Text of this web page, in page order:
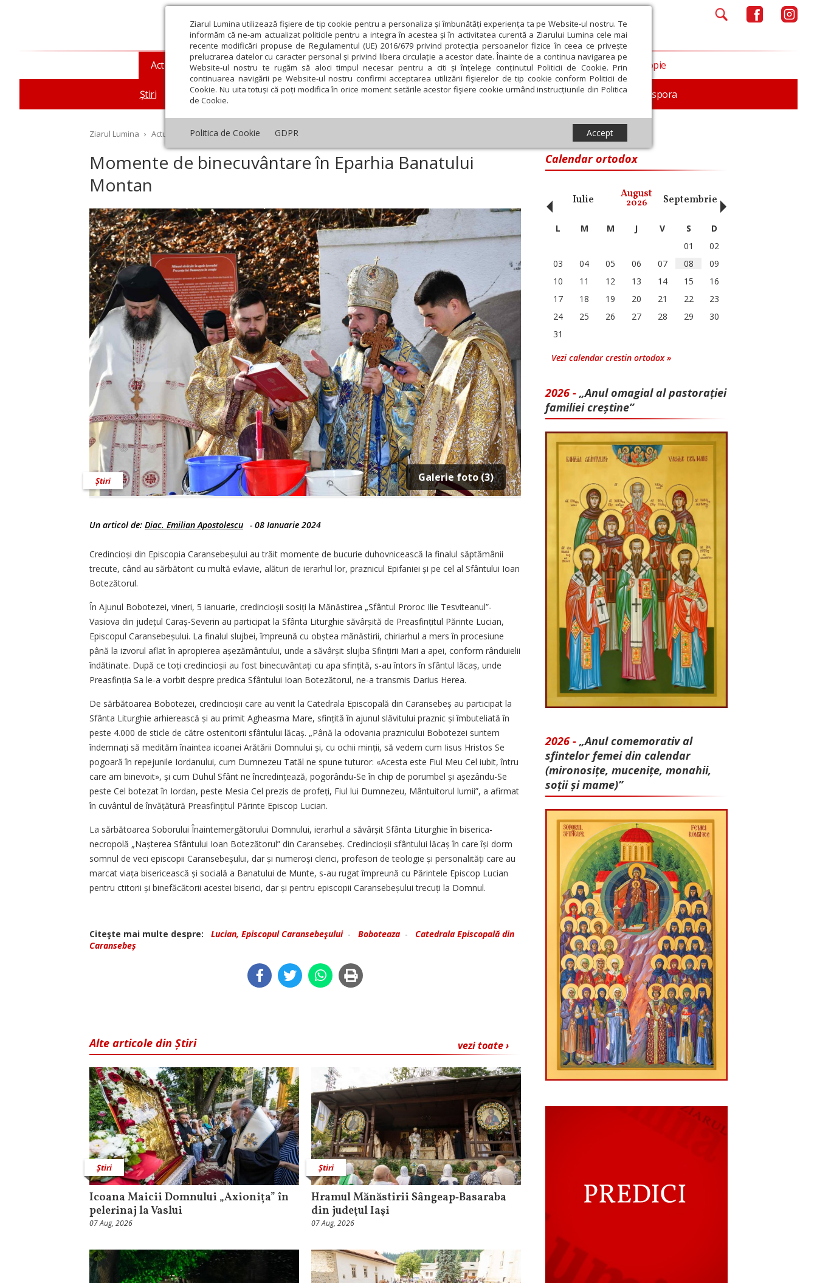
Ziarul Lumina utilizează fişiere de tip cookie pentru a personaliza și îmbunătăți experiența ta pe Website-ul nostru. Te
informăm că ne-am actualizat politicile pentru a integra în acestea și în activitatea curentă a Ziarului Lumina cele mai
recente modificări propuse de Regulamentul (UE) 2016/679 privind protecția persoanelor fizice în ceea ce privește
prelucrarea datelor cu caracter personal și privind libera circulație a acestor date. Înainte de a continua navigarea pe
Website-ul nostru te rugăm să aloci timpul necesar pentru a citi și înțelege conținutul Politicii de Cookie. Prin
continuarea navigării pe Website-ul nostru confirmi acceptarea utilizării fişierelor de tip cookie conform Politicii de
Cookie. Nu uita totuși că poți modifica în orice moment setările acestor fişiere cookie urmând instrucțiunile din Politica
de Cookie.
Politica de Cookie GDPR Accept
Actualitate religioasă
Știri Mesaje și cuvântări An omagial Comunicate de presă Documentar In memoriam Diaspora
Teologie și spiritualitate Educaţie și Cultură Societate Opinii Filantropie
Ziarul Lumina › Actualitate religioasă › Știri › Momente de binecuvântare în Eparhia Banatului Montan
Momente de binecuvântare în Eparhia Banatului
Montan
Galerie foto (3)
Știri
Un articol de: Diac. Emilian Apostolescu - 08 Ianuarie 2024
Credincioși din Episcopia Caransebeșului au trăit momente de bucurie duhovnicească la finalul săptămânii
trecute, când au sărbătorit cu multă evlavie, alături de ierarhul lor, praznicul Epifaniei și pe cel al Sfântului Ioan
Botezătorul.
În Ajunul Bobotezei, vineri, 5 ianuarie, credincioșii sosiți la Mănăstirea „Sfântul Proroc Ilie Tesviteanul”-
Vasiova din județul Caraș-Severin au participat la Sfânta Liturghie săvârșită de Preasfințitul Părinte Lucian,
Episcopul Caranse­be­șului. La finalul slujbei, împreună cu obștea mănăstirii, chiriarhul a mers în procesiune
până la izvorul aflat în apropierea așezământului, unde a săvârșit slujba Sfințirii Mari a apei, conform rânduielii
îndătinate. După ce toți credincioșii au fost bine­cuvântați cu apa sfințită, s-au întors în sfântul lăcaș, unde
Prea­sfinția Sa le-a vorbit despre predica Sfântului Ioan Botezătorul, ne-a transmis Darius Herea.
De sărbătoarea Bobotezei, credin­cioșii care au venit la Catedrala Episcopală din Caransebeș au participat la
Sfânta Liturghie arhi­erească și au primit Agheasma Mare, sfințită în ajunul slăvitului praznic și îmbuteliată în
peste 4.000 de sticle de către ostenitorii sfântului lăcaș. „Până la odovania praznicului Bobotezei suntem
îndemnați să medităm înaintea icoanei Arătării Domnului și, cu ochii minții, să vedem cum Iisus Hristos Se
pogoară în repejunile Iordanului, cum Dumnezeu Tatăl ne spune tuturor: «Acesta este Fiul Meu Cel iubit, întru
care am binevoit», și cum Duhul Sfânt ne încredințează, pogorându-Se în chip de porumbel și așezându-Se
peste Cel botezat în Iordan, peste Mesia Cel prezis de profeți, Fiul lui Dumnezeu, Mântuitorul lumii”, a afirmat
în cuvântul de învățătură Preasfințitul Părinte Episcop Lucian.
La sărbătoarea Soborului Înaintemergătorului Domnului, ierarhul a săvârșit Sfânta Liturghie în biserica-
necropolă „Nașterea Sfântului Ioan Botezătorul” din Caran­sebeș. Credincioșii sfântului lăcaș în care își dorm
somnul de veci episcopii Caransebeșului, dar și numeroși clerici, profesori de teologie și persona­lități care au
marcat viața bisericească și socială a Banatului de Munte, s-au rugat împreună cu Părintele Episcop Lucian
pentru ctitorii și binefăcătorii acestei biserici, dar și pentru episcopii Caransebeșului trecuți la Domnul.
Citeşte mai multe despre: Lucian, Episcopul Caransebeşului- Boboteaza - Catedrala Episcopală din
Caransebeș
vezi toate ›
Alte articole din Știri
Știri
Icoana Maicii Domnului „Axionița” în
pelerinaj la Vaslui
07 Aug, 2026
Știri
Hramul Mănăstirii Sângeap‑Basaraba
din judeţul Iaşi
07 Aug, 2026
Calendar ortodox
Iulie August
2026 Septembrie Octombrie
‹ L M M J V S
D
01
02
03
04 05 06 07 08
09
10
11 12 13 14 15
16
17
18 19 20 21 22
23
24
25 26 27 28 29
30
31
Vezi calendar crestin ortodox »
2026 - „Anul omagial al pastorației
familiei creștine”
2026 - „Anul comemorativ al
sfintelor femei din calendar
(mironosițe, mu­cenițe, monahii,
soții și mame)”